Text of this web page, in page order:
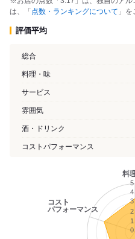
は、「 点数・ランキングについて 」を
評価平均
総合
料理・味
サービス
雰囲気
酒・ドリンク
コストパフォーマンス
0
1
2
3
4
5
料
コスト
パフォーマンス